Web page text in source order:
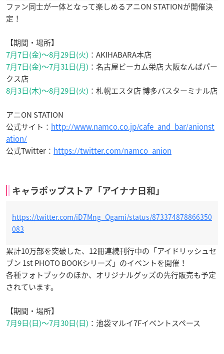
ファン同士が一体となって楽しめるアニON STATIONが開催決
定！
【期間・場所】
7月7日(金)～8月29日(火) ：AKIHABARA本店
7月7日(金)～7月31日(月) ：名古屋ビーカム栄店 大阪なんばパー
クス店
8月3日(木)～8月29日(火) ：札幌エスタ店 博多バスターミナル店
アニON STATION
公式サイト： http://www.namco.co.jp/cafe_and_bar/anionst
ation/
公式Twitter： https://twitter.com/namco_anion
キャラポップストア「アイナナ日和」
https://twitter.com/iD7Mng_Ogami/status/873374878866350
083
累計10万部を突破した、12冊連続刊行中の「アイドリッシュセ
ブン 1st PHOTO BOOKシリーズ」のイベントを開催！
各種フォトブックのほか、オリジナルグッズの先行販売も予定
されています。
【期間・場所】
7月9日(日)～7月30日(日) ：池袋マルイ7Fイベントスペース